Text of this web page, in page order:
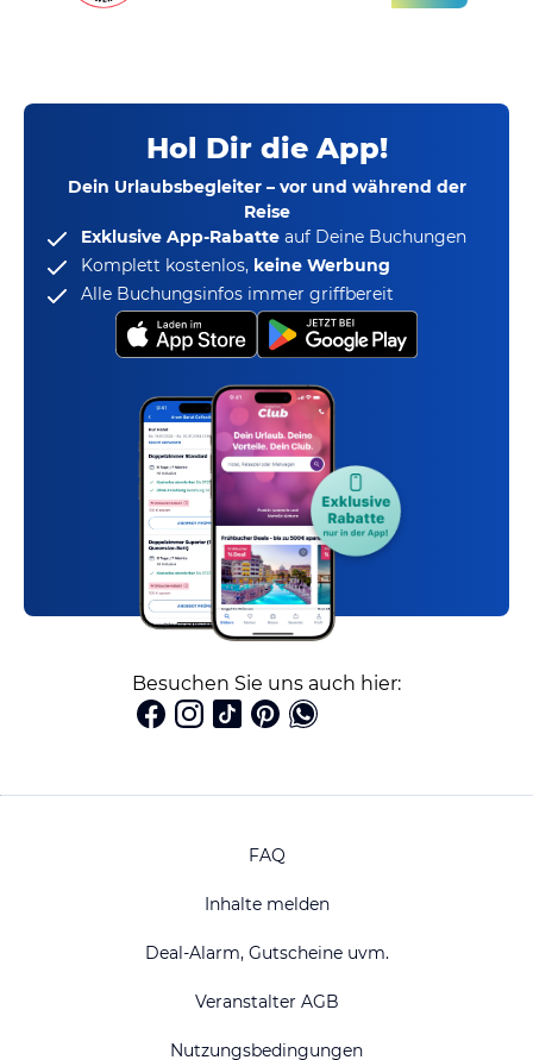
Hol Dir die App!
Dein Urlaubsbegleiter – vor und während der
Reise
Exklusive App-Rabatte auf Deine Buchungen
Komplett kostenlos, keine Werbung
Alle Buchungsinfos immer griffbereit
Besuchen Sie uns auch hier:
FAQ
Inhalte melden
Deal-Alarm, Gutscheine uvm.
Veranstalter AGB
Nutzungsbedingungen